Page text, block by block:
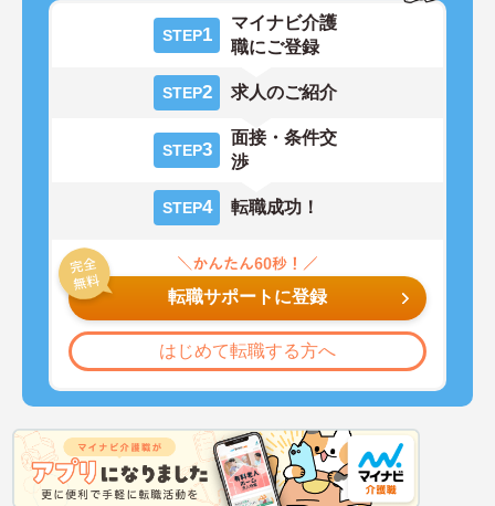
STEP1
マイナビ介護
職にご登録
STEP2 求人のご紹介
STEP3
面接・条件交
渉
STEP4 転職成功！
転職サポートに登録
はじめて転職する方へ